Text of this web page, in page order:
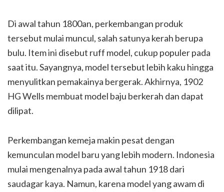
Di awal tahun 1800an, perkembangan produk
tersebut mulai muncul, salah satunya kerah berupa
bulu. Item ini disebut ruff model, cukup populer pada
saat itu. Sayangnya, model tersebut lebih kaku hingga
menyulitkan pemakainya bergerak. Akhirnya, 1902
HG Wells membuat model baju berkerah dan dapat
dilipat.
Perkembangan kemeja makin pesat dengan
kemunculan model baru yang lebih modern. Indonesia
mulai mengenalnya pada awal tahun 1918 dari
saudagar kaya. Namun, karena model yang awam di